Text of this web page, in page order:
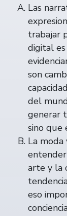
Las
trabajar
digital
son
del
generar
sino que
La moda
arte y la
eso